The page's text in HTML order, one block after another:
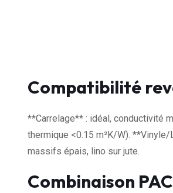
Compatibilité
**Carrelage** : idéal, conductivité
thermique <0.15 m²K/W).
massifs épais, lino sur jute.
Combinaison